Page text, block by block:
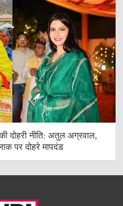
दोहरी नीति: अतुल अग्रवाल,
पर दोहरे मापदंड